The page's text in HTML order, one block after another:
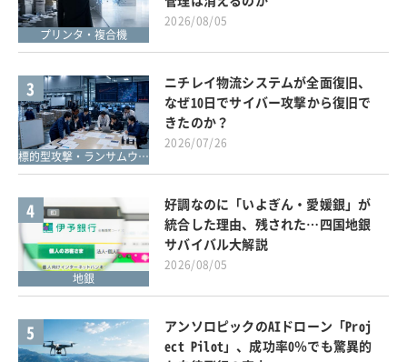
プリンタ・複合機
2026/08/05
3
標的型攻撃・ランサムウェア対策
ニチレイ物流システムが全面復旧、
なぜ10日でサイバー攻撃から復旧で
きたのか？
2026/07/26
4
地銀
好調なのに「いよぎん・愛媛銀」が
統合した理由、残された…四国地銀
サバイバル大解説
2026/08/05
5
アンソロピックのAIドローン「Proj
ect Pilot」、成功率0％でも驚異的